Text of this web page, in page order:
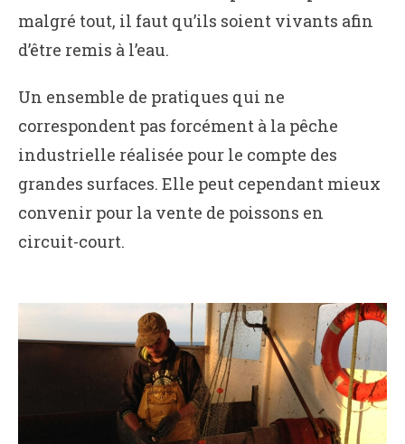
malgré tout, il faut qu’ils soient vivants afin
d’être remis à l’eau.
Un ensemble de pratiques qui ne
correspondent pas forcément à la pêche
industrielle réalisée pour le compte des
grandes surfaces. Elle peut cependant mieux
convenir pour la vente de poissons en
circuit-court.